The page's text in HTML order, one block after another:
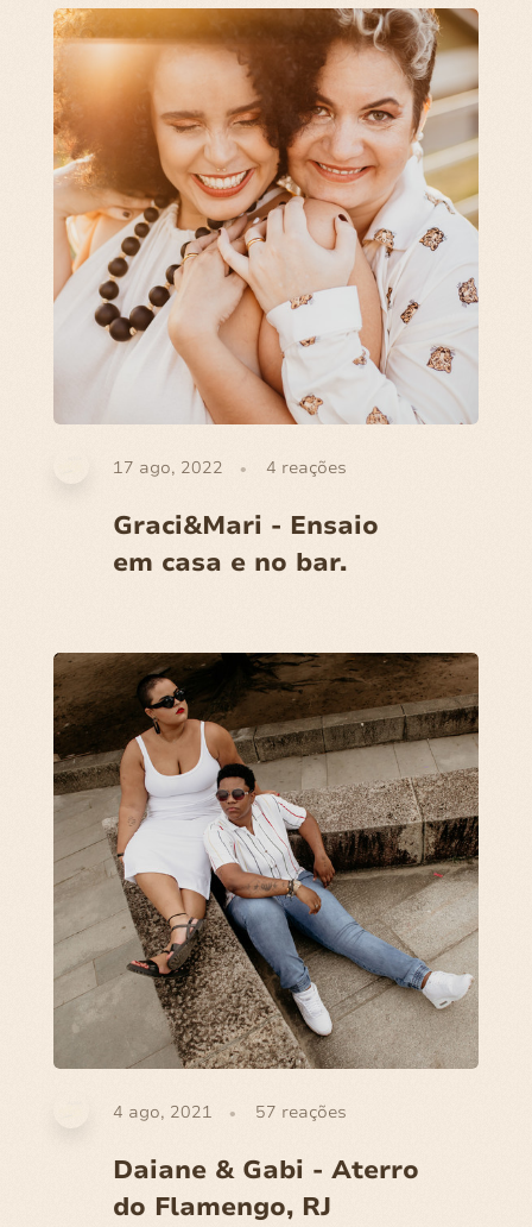
17 ago, 2022 4 reações
Graci&Mari - Ensaio
em casa e no bar.
4 ago, 2021 57 reações
Daiane & Gabi - Aterro
do Flamengo, RJ